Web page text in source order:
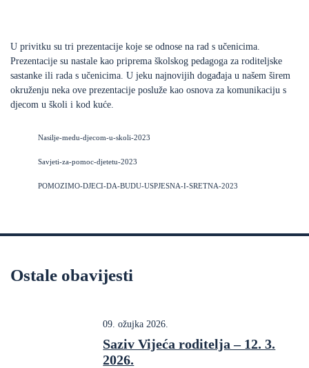
U privitku su tri prezentacije koje se odnose na rad s učenicima.
Prezentacije su nastale kao priprema školskog pedagoga za roditeljske
sastanke ili rada s učenicima. U jeku najnovijih događaja u našem širem
okruženju neka ove prezentacije posluže kao osnova za komunikaciju s
djecom u školi i kod kuće.
Nasilje-medu-djecom-u-skoli-2023
Savjeti-za-pomoc-djetetu-2023
POMOZIMO-DJECI-DA-BUDU-USPJESNA-I-SRETNA-2023
Ostale obavijesti
09. ožujka 2026.
Saziv Vijeća roditelja – 12. 3.
2026.